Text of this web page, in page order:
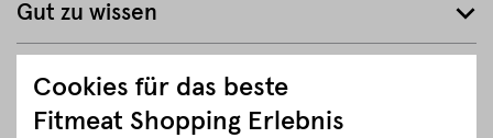
Gut zu wissen
5 richtig gute Gründe für Fitmeat
Cookies für das beste
Fitmeat Shopping Erlebnis